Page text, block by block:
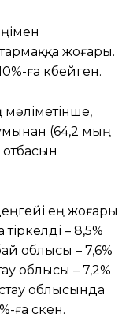
жоғары.
ға көбейген.
(64,2 мың
отбасын
ең жоғары
– 8,5%
облысы – 7,6%
облысы – 7,2%
облысында
ға өскен.